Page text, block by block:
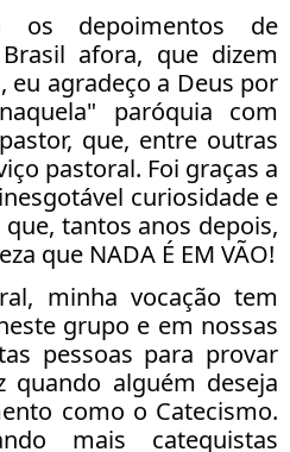
os depoimentos de
afora, que dizem
eu agradeço a Deus por
paróquia com
que, entre outras
pastoral. Foi graças a
curiosidade e
tantos anos depois,
que NADA É EM VÃO!
minha vocação tem
grupo e em nossas
pessoas para provar
quando alguém deseja
como o Catecismo.
mais catequistas